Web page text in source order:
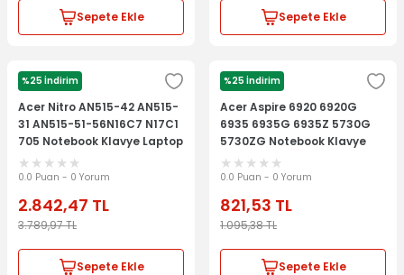
Sepete Ekle Sepete Ekle
%25 İndirim
ACER
Acer Nitro AN515-42 AN515-
31 AN515-51-56N16C7 N17C1
705 Notebook Klavye Laptop
Tuş Takımı
0.0 Puan - 0 Yorum
2.842,47 TL
3.789,97TL
Sepete Ekle
%25 İndirim
ACER
Acer Aspire 6920 6920G
6935 6935G 6935Z 5730G
5730ZG Notebook Klavye
Laptop Tuş Takımı
0.0 Puan - 0 Yorum
821,53 TL
1.095,38TL
Sepete Ekle